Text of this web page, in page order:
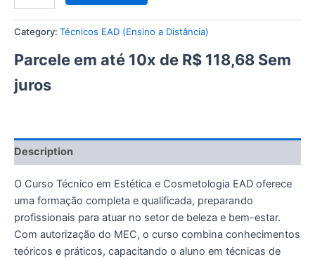
Category: Técnicos EAD (Ensino a Distância)
Parcele em até 10x de R$ 118,68 Sem
juros
Description
O Curso Técnico em Estética e Cosmetologia EAD oferece
uma formação completa e qualificada, preparando
profissionais para atuar no setor de beleza e bem-estar.
Com autorização do MEC, o curso combina conhecimentos
teóricos e práticos, capacitando o aluno em técnicas de